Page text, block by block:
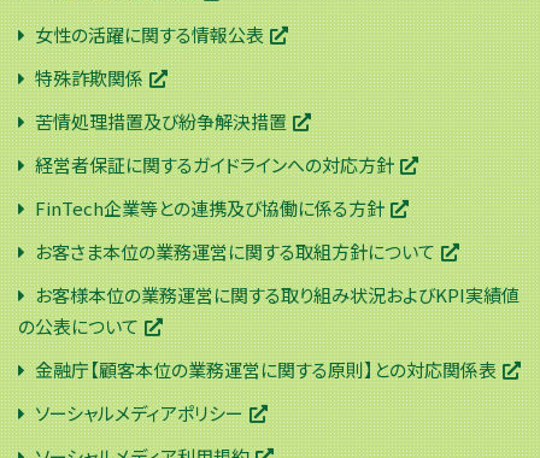
女性の活躍に関する情報公表
特殊詐欺関係
苦情処理措置及び紛争解決措置
経営者保証に関するガイドラインへの対応方針
FinTech企業等との連携及び協働に係る方針
お客さま本位の業務運営に関する取組方針について
お客様本位の業務運営に関する取り組み状況およびKPI実績値
の公表について
金融庁【顧客本位の業務運営に関する原則】との対応関係表
ソーシャルメディアポリシー